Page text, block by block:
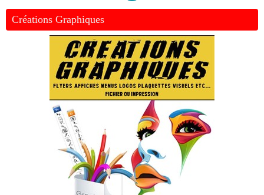
Créations Graphiques